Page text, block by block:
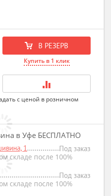
В РЕЗЕРВ
Купить в 1 клик
с ценой в розничном
в Уфе БЕСПЛАТНО
1
Под заказ
складе после 100%
Под заказ
складе после 100%